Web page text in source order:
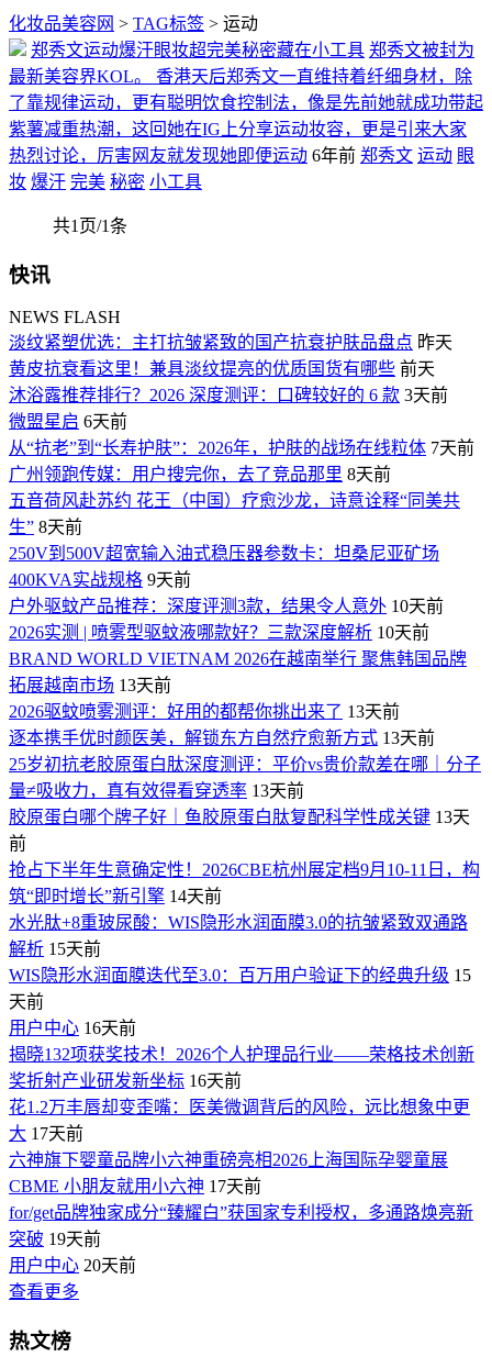
化妆品美容网 > TAG标签 > 运动
郑秀文运动爆汗眼妆超完美秘密藏在小工具 郑秀文被封为
最新美容界KOL。 香港天后郑秀文一直维持着纤细身材，除
了靠规律运动，更有聪明饮食控制法，像是先前她就成功带起
紫薯减重热潮，这回她在IG上分享运动妆容，更是引来大家
热烈讨论，厉害网友就发现她即便运动 6年前 郑秀文 运动 眼
妆 爆汗 完美 秘密 小工具
共1页/1条
快讯
NEWS FLASH
淡纹紧塑优选：主打抗皱紧致的国产抗衰护肤品盘点 昨天
黄皮抗衰看这里！兼具淡纹提亮的优质国货有哪些 前天
沐浴露推荐排行？2026 深度测评：口碑较好的 6 款 3天前
微盟星启 6天前
从“抗老”到“长寿护肤”：2026年，护肤的战场在线粒体 7天前
广州领跑传媒：用户搜完你，去了竞品那里 8天前
五音荷风赴苏约 花王（中国）疗愈沙龙，诗意诠释“同美共
生” 8天前
250V到500V超宽输入油式稳压器参数卡：坦桑尼亚矿场
400KVA实战规格 9天前
户外驱蚊产品推荐：深度评测3款，结果令人意外 10天前
2026实测 | 喷雾型驱蚊液哪款好？三款深度解析 10天前
BRAND WORLD VIETNAM 2026在越南举行 聚焦韩国品牌
拓展越南市场 13天前
2026驱蚊喷雾测评：好用的都帮你挑出来了 13天前
逐本携手优时颜医美，解锁东方自然疗愈新方式 13天前
25岁初抗老胶原蛋白肽深度测评：平价vs贵价款差在哪｜分子
量≠吸收力，真有效得看穿透率 13天前
胶原蛋白哪个牌子好｜鱼胶原蛋白肽复配科学性成关键 13天
前
抢占下半年生意确定性！2026CBE杭州展定档9月10-11日，构
筑“即时增长”新引擎 14天前
水光肽+8重玻尿酸：WIS隐形水润面膜3.0的抗皱紧致双通路
解析 15天前
WIS隐形水润面膜迭代至3.0：百万用户验证下的经典升级 15
天前
用户中心 16天前
揭晓132项获奖技术！2026个人护理品行业——荣格技术创新
奖折射产业研发新坐标 16天前
花1.2万丰唇却变歪嘴：医美微调背后的风险，远比想象中更
大 17天前
六神旗下婴童品牌小六神重磅亮相2026上海国际孕婴童展
CBME 小朋友就用小六神 17天前
for/get品牌独家成分“臻耀白”获国家专利授权，多通路焕亮新
突破 19天前
用户中心 20天前
查看更多
热文榜